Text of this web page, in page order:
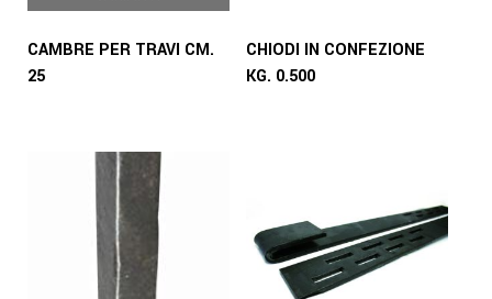
CAMBRE PER TRAVI CM.
25
CHIODI IN CONFEZIONE
KG. 0.500